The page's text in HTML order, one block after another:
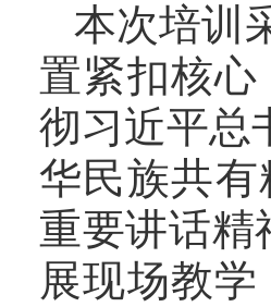
本次培训
置紧扣核心
彻习近平总
华民族共
重要讲话精
展现场教